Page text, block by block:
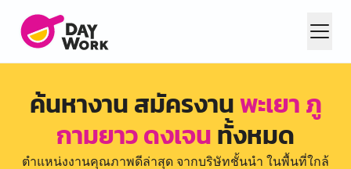
ค้นหางาน สมัครงานพะเยา ภู
กามยาว ดงเจนทั้งหมด
ตำแหน่งงานคุณภาพดีล่าสุด จากบริษัทชั้นนำ ในพื้นที่ใกล้